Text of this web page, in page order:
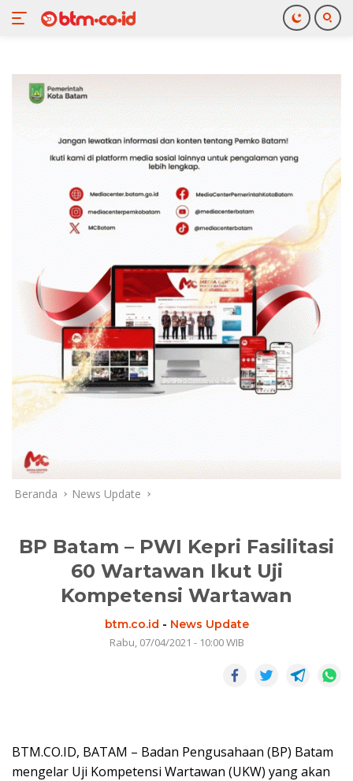
konten
Beranda News Update
BP Batam – PWI Kepri Fasilitasi
60 Wartawan Ikut Uji
Kompetensi Wartawan
btm.co.id - News Update
Rabu, 07/04/2021 - 10:00 WIB
BTM.CO.ID, BATAM – Badan Pengusahaan (BP) Batam
mengelar Uji Kompetensi Wartawan (UKW) yang akan